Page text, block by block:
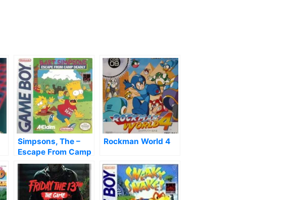
Simpsons, The –
Escape From Camp
Deadly
Rockman World 4